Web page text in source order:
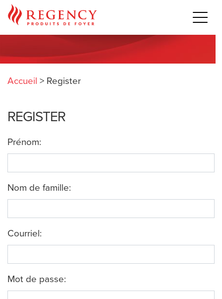
Accueil > Register
REGISTER
Prénom:
Nom de famille:
Courriel:
Mot de passe: